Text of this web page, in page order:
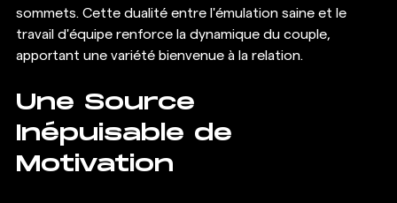
sommets. Cette dualité entre l'émulation saine et le
travail d'équipe renforce la dynamique du couple,
apportant une variété bienvenue à la relation.
Une Source
Inépuisable de
Motivation